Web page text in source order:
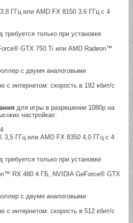
ГГц или AMD FX 8150 3,6 ГГц с 4
только при установке
GTX 750 Ti или AMD Radeon™
с двумя аналоговыми
с интернетом: скорость в 192 кбит/с
для игры в разрешении 1080p на
настройках:
3,5 ГГц или AMD FX 8350 4,0 ГГц с 4
только при установке
RX 480 4 ГБ, NVIDIA GeForce® GTX
с двумя аналоговыми
с интернетом: скорость в 512 кбит/с